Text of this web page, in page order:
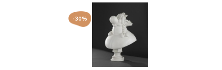
-30%